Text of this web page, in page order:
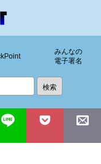
みんなの
電子署名